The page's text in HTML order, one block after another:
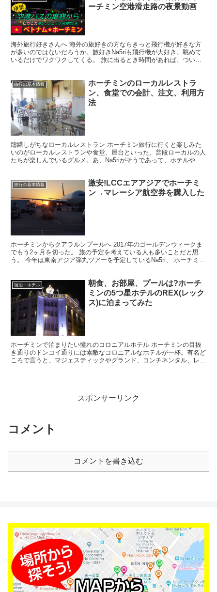
ーチミン空港滑走路の夜景動画
海外旅行好きさんへ 海外の旅好きの方ならきっと飛行機が好きな方
が多いのではないだろうか。旅好きNa5riも飛行機が大好き。眺めて
いるだけでワクワクしてくる。 旅に出るとき時間があれば、つい空
旅行の基本情報
ホーチミンのローカルレストラ
ン、食堂での会計、注文、利用方
法
躊躇しがちなローカルレストラン ホーチミン旅行に行くと楽しみた
いのがローカルレストランや食堂、屋台といった、普段ローカルの人
たちが楽しんでいるグルメ。あ、Na5riがそうであって、ホテルやお
旅行の基本情報
激安!LCCエアアジアでホーチミ
ン→マレーシア航空券を購入した
ホーチミンからクアラルンプールへ 2017年のゴールデンウィークま
でもう2ヶ月を切った。 旅の予定を考えている人も多いことだと思
う。 今年は東南アジア弾丸ツアーを予定しているNa5ri、 ホーチミン
宿泊・ホテル
朝食、お部屋、プールは?ホーチ
ミンの5つ星ホテルのREX(レック
ス)に泊まってみた
ホーチミンで泊まりたい憧れのコロニアルホテル ホーチミンの目抜
き通りのドンコイ通りには素敵なコロニアルなホテルが一杯。有名ど
ころで言うと、マジェスティックやグランド、コンチネンタル、レッ
スポンサーリンク
コメント
コメントを書き込む